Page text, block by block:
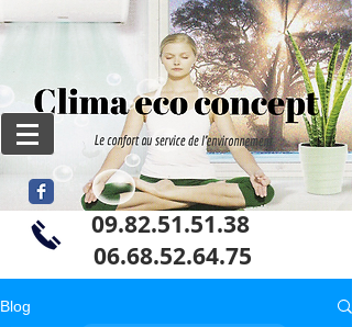
09.82.51.51.38
06.68.52.64.75
Blog